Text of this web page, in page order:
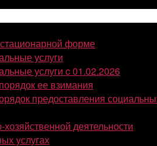
форме
услуги
услуги c 01.02.2026
ее взимания
предоставления
деятельности
услугах